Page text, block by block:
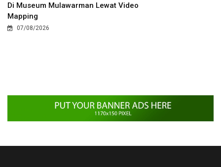
Di Museum Mulawarman Lewat Video
Mapping
07/08/2026